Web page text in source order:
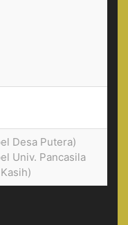
Desa Putera)
Univ. Pancasila